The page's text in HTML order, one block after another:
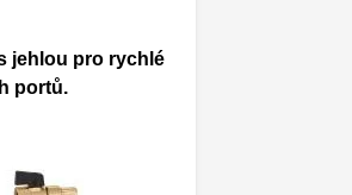
jehlou pro rychlé
portů.